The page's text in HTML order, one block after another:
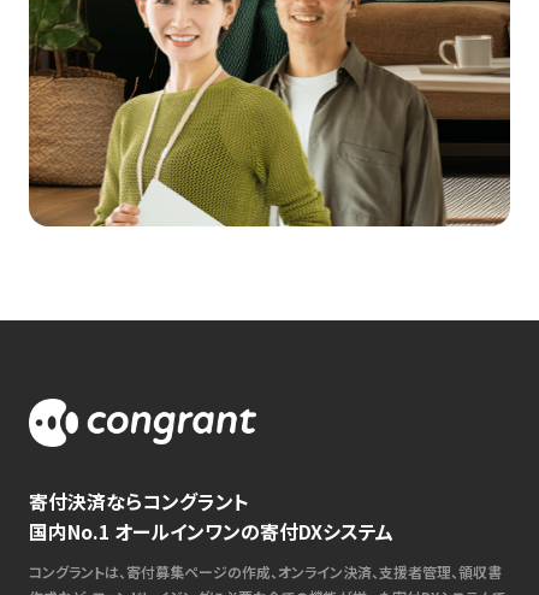
寄付決済ならコングラント
国内No.1 オールインワンの寄付DXシステム
コングラントは、寄付募集ページの作成、オンライン決済、支援者管理、領収書